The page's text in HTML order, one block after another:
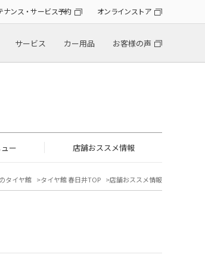
ナンス・サービス予約 オンラインストア
サービス カー用品 お客様の声
ー 店舗おススメ情報
タイヤ館 タイヤ館 春日井TOP 店舗おススメ情報